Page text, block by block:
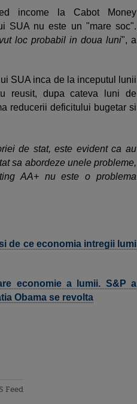
income la Cabot Money
SUA nu este un "mare soc".
loc probabil in doua luni", a
SUA inca de la inceputul lunii
reusit, dupa cateva luni de
reducerii deficitului bugetar si
de stat, este evident ca au
sa abordeze unele probleme,
AA+ nu este o problema
de ce economia intregii lumi
economie a lumii. S&P a
Obama se revolta
Feed